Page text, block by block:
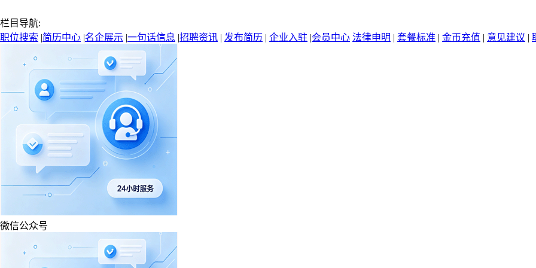
栏目导航:
职位搜索 |简历中心 |名企展示 |一句话信息 |招聘资讯 | 发布简历 | 企业入驻 |会员中心 法律申明 | 套餐标准 | 金币充值 | 意见建议 |
微信公众号